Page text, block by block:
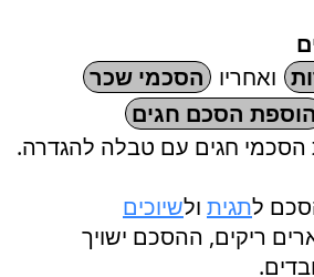
ואחריו הסכמי שכר
הוספת הסכם חגים
הסכמי חגים עם טבלה להגדרה.
לתגית ולשיוכים
ריקים, ההסכם ישויך